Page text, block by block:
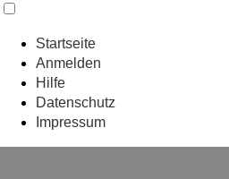
Startseite
Anmelden
Hilfe
Datenschutz
Impressum